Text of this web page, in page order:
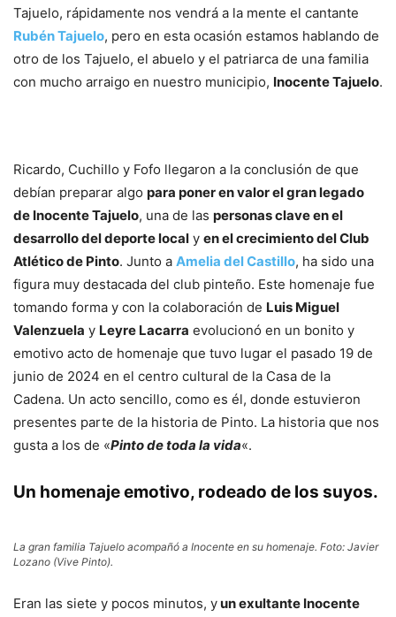
Tajuelo, rápidamente nos vendrá a la mente el cantante
Rubén Tajuelo, pero en esta ocasión estamos hablando de
otro de los Tajuelo, el abuelo y el patriarca de una familia
con mucho arraigo en nuestro municipio, Inocente Tajuelo.
Ricardo, Cuchillo y Fofo llegaron a la conclusión de que
debían preparar algo para poner en valor el gran legado
de Inocente Tajuelo, una de las personas clave en el
desarrollo del deporte local y en el crecimiento del Club
Atlético de Pinto. Junto a Amelia del Castillo, ha sido una
figura muy destacada del club pinteño. Este homenaje fue
tomando forma y con la colaboración de Luis Miguel
Valenzuela y Leyre Lacarra evolucionó en un bonito y
emotivo acto de homenaje que tuvo lugar el pasado 19 de
junio de 2024 en el centro cultural de la Casa de la
Cadena. Un acto sencillo, como es él, donde estuvieron
presentes parte de la historia de Pinto. La historia que nos
gusta a los de «Pinto de toda la vida«.
Un homenaje emotivo, rodeado de los suyos.
La gran familia Tajuelo acompañó a Inocente en su homenaje. Foto: Javier
Lozano (Vive Pinto).
Eran las siete y pocos minutos, yun exultante Inocente